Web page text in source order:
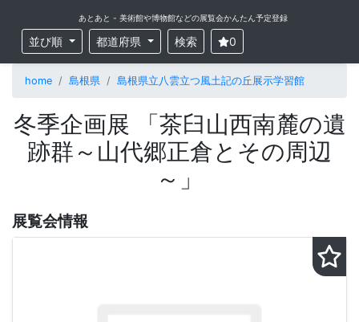
あとあと - 美術館や博物館などの展覧会かんたん予定登録
並び順 都道府県 検索 0
home 島根県 島根県立八雲立つ風土記の丘展示学習館
冬季企画展 「茶臼山西南麓の遺
跡群～山代郷正倉とその周辺
～」
展覧会情報